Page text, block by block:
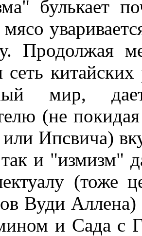
булькает
Продолжая
сеть
мир,
(не покидая
Ипсвича)
так и "измизм"
(тоже
Вуди Аллена)
и Сада с